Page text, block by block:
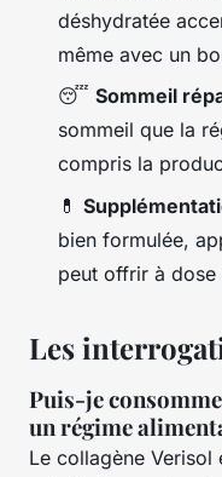
déshydratée
même avec un
😴 Sommeil
sommeil que la
compris la
💊
bien formulée,
peut offrir à dose
Les
Puis-je
un régime
Le collagène Verisol